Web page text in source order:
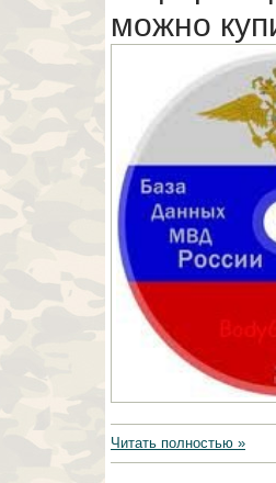
можно
Читать полностью »